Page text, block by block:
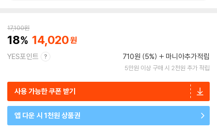
17,100원
18 14,020
YES포인트 710원 (5%) 마니아추가적립
5만원 이상 구매 시 2천원 추가 적립
사용 가능한 쿠폰 받기
앱 다운 시 1천원 상품권